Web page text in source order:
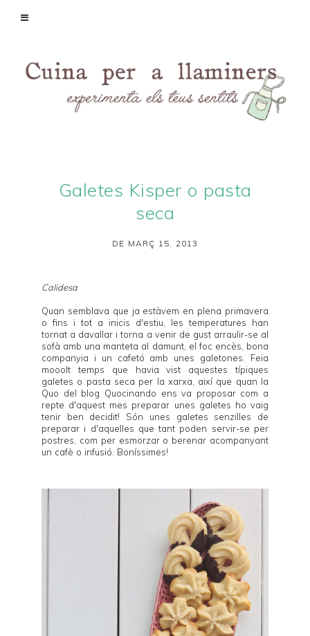
Galetes Kisper o pasta
seca
DE MARÇ 15, 2013
Calidesa
Quan semblava que ja estàvem en plena primavera
o fins i tot a inicis d'estiu, les temperatures han
tornat a davallar i torna a venir de gust arraulir-se al
sofà amb una manteta al damunt, el foc encès, bona
companyia i un cafetó amb unes galetones. Feia
mooolt temps que havia vist aquestes típiques
galetes o pasta seca per la xarxa, així que quan la
Quo del blog Quocinando ens va proposar com a
repte d'aquest mes preparar unes galetes ho vaig
tenir ben decidit! Són unes galetes senzilles de
preparar i d'aquelles que tant poden servir-se per
postres, com per esmorzar o berenar acompanyant
un cafè o infusió. Boníssimes!